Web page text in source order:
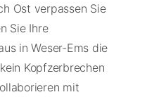
Ost verpassen Sie
Sie Ihre
in Weser-Ems die
Kopfzerbrechen
mit